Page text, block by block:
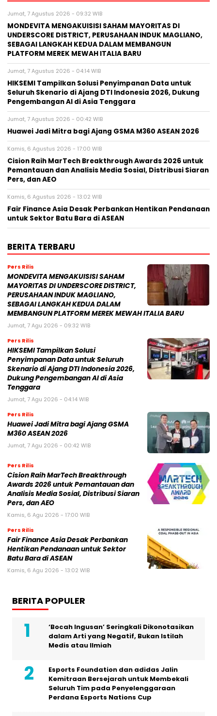
Jumat, 7 Agustus 2026 - 09:32 WIB
MONDEVITA MENGAKUISISI SAHAM MAYORITAS DI
UNDERSCORE DISTRICT, PERUSAHAAN INDUK MAGLIANO,
SEBAGAI LANGKAH KEDUA DALAM MEMBANGUN
PLATFORM MEREK MEWAH ITALIA BARU
Jumat, 7 Agustus 2026 - 04:14 WIB
HIKSEMI Tampilkan Solusi Penyimpanan Data untuk
Seluruh Skenario di Ajang DTI Indonesia 2026, Dukung
Pengembangan AI di Asia Tenggara
Jumat, 7 Agustus 2026 - 00:42 WIB
Huawei Jadi Mitra bagi Ajang GSMA M360 ASEAN 2026
Kamis, 6 Agustus 2026 - 17:00 WIB
Cision Raih MarTech Breakthrough Awards 2026 untuk
Pemantauan dan Analisis Media Sosial, Distribusi Siaran
Pers, dan AEO
Kamis, 6 Agustus 2026 - 13:02 WIB
Fair Finance Asia Desak Perbankan Hentikan Pendanaan
untuk Sektor Batu Bara di ASEAN
BERITA TERBARU
Pers Rilis
MONDEVITA MENGAKUISISI SAHAM
MAYORITAS DI UNDERSCORE DISTRICT,
PERUSAHAAN INDUK MAGLIANO,
SEBAGAI LANGKAH KEDUA DALAM
MEMBANGUN PLATFORM MEREK MEWAH ITALIA BARU
Jumat, 7 Agu 2026 - 09:32 WIB
Pers Rilis
HIKSEMI Tampilkan Solusi
Penyimpanan Data untuk Seluruh
Skenario di Ajang DTI Indonesia 2026,
Dukung Pengembangan AI di Asia
Tenggara
Jumat, 7 Agu 2026 - 04:14 WIB
Pers Rilis
Huawei Jadi Mitra bagi Ajang GSMA
M360 ASEAN 2026
Jumat, 7 Agu 2026 - 00:42 WIB
Pers Rilis
Cision Raih MarTech Breakthrough
Awards 2026 untuk Pemantauan dan
Analisis Media Sosial, Distribusi Siaran
Pers, dan AEO
Kamis, 6 Agu 2026 - 17:00 WIB
Pers Rilis
Fair Finance Asia Desak Perbankan
Hentikan Pendanaan untuk Sektor
Batu Bara di ASEAN
Kamis, 6 Agu 2026 - 13:02 WIB
BERITA POPULER
‘Bocah Ingusan’ Seringkali Dikonotasikan
dalam Arti yang Negatif, Bukan Istilah
Medis atau Ilmiah
Esports Foundation dan adidas Jalin
Kemitraan Bersejarah untuk Membekali
Seluruh Tim pada Penyelenggaraan
Perdana Esports Nations Cup